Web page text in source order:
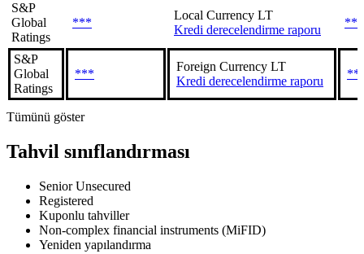
S&P
Global
Ratings
***
Local Currency LT
Kredi derecelendirme raporu
***
S&P
Global
Ratings
***
Foreign Currency LT
Kredi derecelendirme raporu
Tümünü göster
Tahvil sınıflandırması
Senior Unsecured
Registered
Kuponlu tahviller
Non-complex financial instruments (MiFID)
Yeniden yapılandırma